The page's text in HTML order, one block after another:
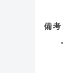
備考